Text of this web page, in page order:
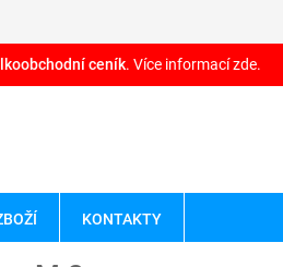
ceník. Více informací zde.
KONTAKTY